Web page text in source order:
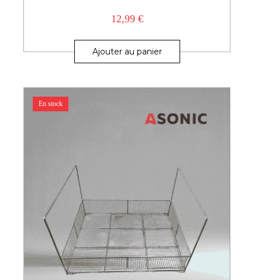
12,99 €
Ajouter au panier
En stock